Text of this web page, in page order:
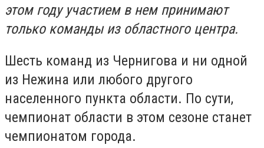
этом году участием в нем принимают
только команды из областного центра.
Шесть команд из Чернигова и ни одной
из Нежина или любого другого
населенного пункта области. По сути,
чемпионат области в этом сезоне станет
чемпионатом города.